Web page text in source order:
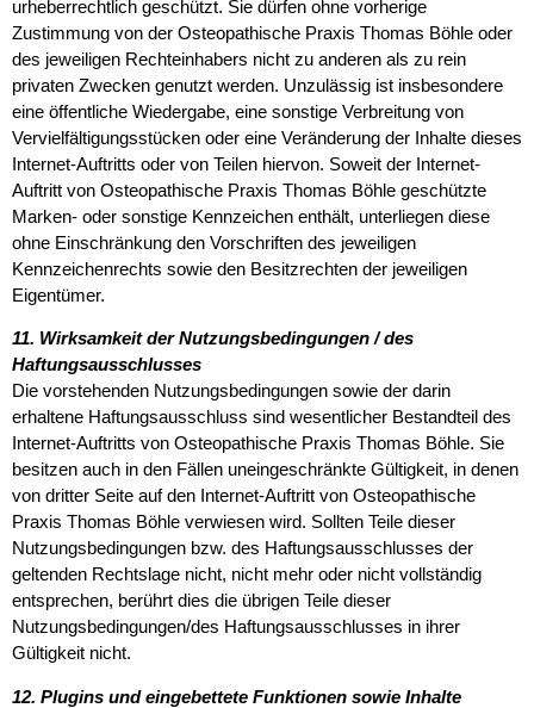
urheberrechtlich geschützt. Sie dürfen ohne vorherige
Zustimmung von der Osteopathische Praxis Thomas Böhle oder
des jeweiligen Rechteinhabers nicht zu anderen als zu rein
privaten Zwecken genutzt werden. Unzulässig ist insbesondere
eine öffentliche Wiedergabe, eine sonstige Verbreitung von
Vervielfältigungsstücken oder eine Veränderung der Inhalte dieses
Internet-Auftritts oder von Teilen hiervon. Soweit der Internet-
Auftritt von Osteopathische Praxis Thomas Böhle geschützte
Marken- oder sonstige Kennzeichen enthält, unterliegen diese
ohne Einschränkung den Vorschriften des jeweiligen
Kennzeichenrechts sowie den Besitzrechten der jeweiligen
Eigentümer.
11. Wirksamkeit der Nutzungsbedingungen / des
Haftungsausschlusses
Die vorstehenden Nutzungsbedingungen sowie der darin
erhaltene Haftungsausschluss sind wesentlicher Bestandteil des
Internet-Auftritts von Osteopathische Praxis Thomas Böhle. Sie
besitzen auch in den Fällen uneingeschränkte Gültigkeit, in denen
von dritter Seite auf den Internet-Auftritt von Osteopathische
Praxis Thomas Böhle verwiesen wird. Sollten Teile dieser
Nutzungsbedingungen bzw. des Haftungsausschlusses der
geltenden Rechtslage nicht, nicht mehr oder nicht vollständig
entsprechen, berührt dies die übrigen Teile dieser
Nutzungsbedingungen/des Haftungsausschlusses in ihrer
Gültigkeit nicht.
12. Plugins und eingebettete Funktionen sowie Inhalte